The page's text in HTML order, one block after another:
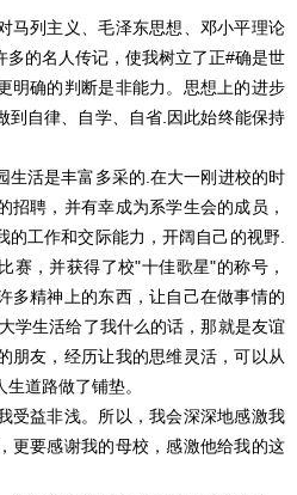
列主义、毛泽东思想、邓小平理论
多的名人传记，使我树立了正#确是世
明确的判断是非能力。思想上的进步
到自律、自学、自省.因此始终能保持
活是丰富多采的.在大一刚进校的时
招聘，并有幸成为系学生会的成员，
工作和交际能力，开阔自己的视野.
赛，并获得了校"十佳歌星"的称号，
多精神上的东西，让自己在做事情的
学生活给了我什么的话，那就是友谊
朋友，经历让我的思维灵活，可以从
道路做了铺垫。
益非浅。所以，我会深深地感激我
更要感谢我的母校，感激他给我的这